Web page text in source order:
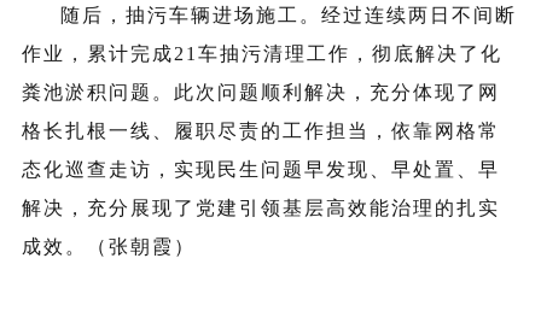
随后，抽污车辆进场施工。经过连续两日不间断
作业，累计完成21 车抽污清理工作，彻底解决了化
粪池淤积问题。此次问题顺利解决，充分体现了网
格长扎根一线、履职尽责的工作担当，依靠网格常
态化巡查走访，实现民生问题早发现、早处置、早
解决，充分展现了党建引领基层高效能治理的扎实
成效。（张朝霞）